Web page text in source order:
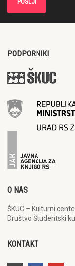
PODPORNIKI
O NAS
ŠKUC – Kulturni
Društvo Študentski
KONTAKT